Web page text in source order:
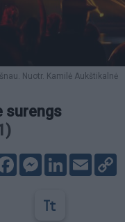
Nuotr. Kamilė Aukštikalnė
surengs
FacebookMessenger
LinkedIn
Email